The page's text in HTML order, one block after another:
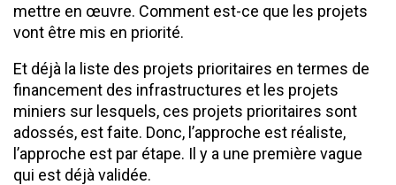
mettre en œuvre. Comment est-ce que les projets
vont être mis en priorité.
Et déjà la liste des projets prioritaires en termes de
financement des infrastructures et les projets
miniers sur lesquels, ces projets prioritaires sont
adossés, est faite. Donc, l’approche est réaliste,
l’approche est par étape. Il y a une première vague
qui est déjà validée.